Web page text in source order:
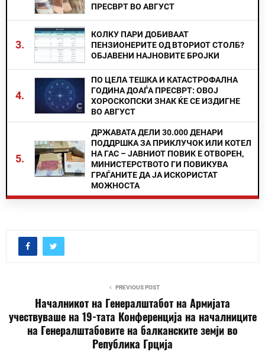
ПРЕСВРТ ВО АВГУСТ
3.
КОЛКУ ПАРИ ДОБИВААТ
ПЕНЗИОНЕРИТЕ ОД ВТОРИОТ СТОЛБ?
ОБЈАВЕНИ НАЈНОВИТЕ БРОЈКИ
4.
ПО ЦЕЛА ТЕШКА И КАТАСТРОФАЛНА
ГОДИНА ДОАЃА ПРЕСВРТ: ОВОЈ
ХОРОСКОПСКИ ЗНАК ЌЕ СЕ ИЗДИГНЕ
ВО АВГУСТ
5.
ДРЖАВАТА ДЕЛИ 30.000 ДЕНАРИ
ПОДДРШКА ЗА ПРИКЛУЧОК ИЛИ КОТЕЛ
НА ГАС – ЈАВНИОТ ПОВИК Е ОТВОРЕН,
МИНИСТЕРСТВОТО ГИ ПОВИКУВА
ГРАЃАНИТЕ ДА ЈА ИСКОРИСТАТ
МОЖНОСТА
PREVIOUS POST
Началникот на Генералштабот на Армијата
учествуваше на 19-тата Конференција на началниците
на Генералштабовите на балканските земји во
Република Грција